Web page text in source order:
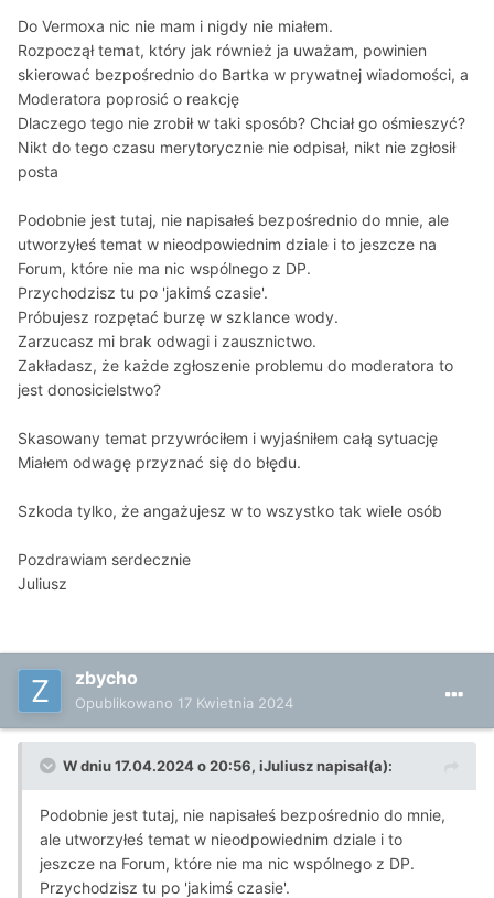
Do Vermoxa nic nie mam i nigdy nie miałem.
Rozpoczął temat, który jak również ja uważam, powinien
skierować bezpośrednio do Bartka w prywatnej wiadomości, a
Moderatora poprosić o reakcję
Dlaczego tego nie zrobił w taki sposób? Chciał go ośmieszyć?
Nikt do tego czasu merytorycznie nie odpisał, nikt nie zgłosił
posta
Podobnie jest tutaj, nie napisałeś bezpośrednio do mnie, ale
utworzyłeś temat w nieodpowiednim dziale i to jeszcze na
Forum, które nie ma nic wspólnego z DP.
Przychodzisz tu po 'jakimś czasie'.
Próbujesz rozpętać burzę w szklance wody.
Zarzucasz mi brak odwagi i zausznictwo.
Zakładasz, że każde zgłoszenie problemu do moderatora to
jest donosicielstwo?
Skasowany temat przywróciłem i wyjaśniłem całą sytuację
Miałem odwagę przyznać się do błędu.
Szkoda tylko, że angażujesz w to wszystko tak wiele osób
Pozdrawiam serdecznie
Juliusz
zbycho
Opublikowano 17 Kwietnia 2024
W dniu 17.04.2024 o 20:56, iJuliusznapisał(a):
Podobnie jest tutaj, nie napisałeś bezpośrednio do mnie,
ale utworzyłeś temat w nieodpowiednim dziale i to
jeszcze na Forum, które nie ma nic wspólnego z DP.
Przychodzisz tu po 'jakimś czasie'.